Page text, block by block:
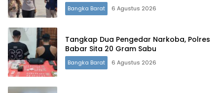
Terdepan Menyorot Fakta.
Bangka Barat 6 Agustus 2026
Tangkap Dua Pengedar Narkoba, Polres
Babar Sita 20 Gram Sabu
Bangka Barat 6 Agustus 2026